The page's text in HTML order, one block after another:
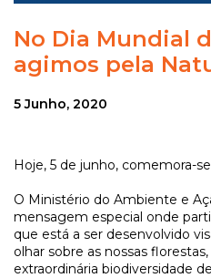
No Dia Mundial
agimos pela
5 Junho, 2020
Hoje, 5 de junho, comemora-
O Ministério do Ambiente e
mensagem especial onde
que está a ser desenvolvido
olhar sobre as nossas
extraordinária biodiversidade